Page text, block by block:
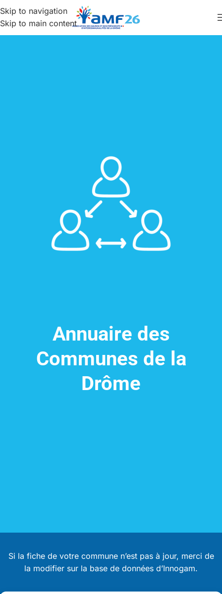
Skip to navigation
Skip to main content
Annuaire des
Communes de la
Drôme
Si la fiche de votre commune n’est pas à jour, merci de
la modifier sur la base de données d’Innogam.